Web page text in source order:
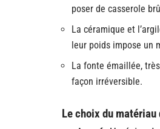
poser de casserole
La céramique et
leur poids impose un
La fonte émaillée,
façon irréversible.
Le choix du